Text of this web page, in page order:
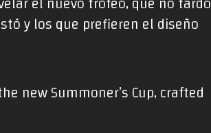
y los que prefieren el diseño
new Summoner’s Cup, crafted